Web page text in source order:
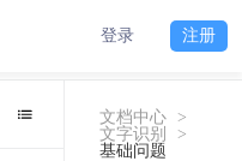
登录 注册
文档中心
>
文字识别
>
基础问题